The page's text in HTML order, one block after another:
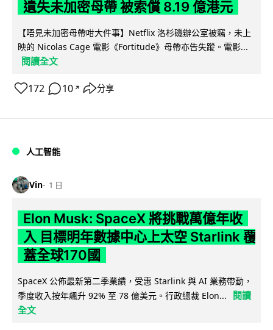
遺失未加密母帶 被索償 8.19 億港元
【唔見未加密母帶咁大件事】Netflix 洛杉磯辦公室被竊，未上
映的 Nicolas Cage 電影《Fortitude》母帶亦告失蹤。電影...
閱讀全文
172 10 ↗ 分享
人工智能
Vin 1 日
Elon Musk: SpaceX 將挑戰萬億年收
入 目標明年數據中心上太空 Starlink 覆
蓋全球170國
SpaceX 公佈最新第二季業績，受惠 Starlink 與 AI 業務帶動，
季度收入按年飆升 92% 至 78 億美元。行政總裁 Elon...
閱讀
全文